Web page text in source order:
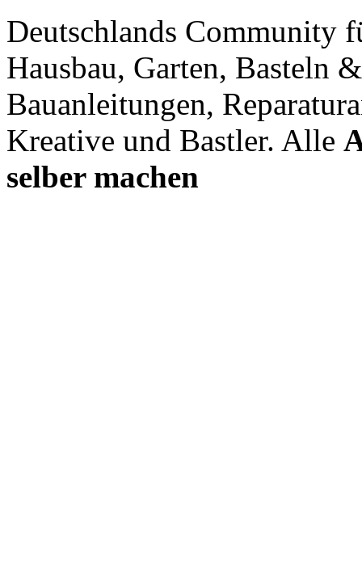
Deutschlands Community
Hausbau, Garten, Basteln
Bauanleitungen,
Kreative und Bastler. Alle
selber machen